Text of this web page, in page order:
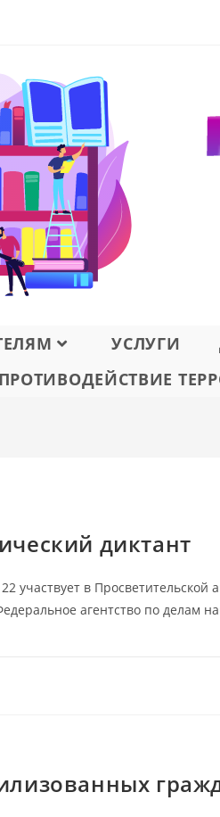
УСЛУГИ
ПРОТИВОДЕЙСТВИЕ
диктант
участвует в Просветительской
агентство по делам